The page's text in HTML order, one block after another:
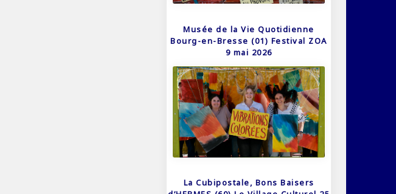
Musée de la Vie Quotidienne
Bourg-en-Bresse (01) Festival ZOA
9 mai 2026
La Cubipostale, Bons Baisers